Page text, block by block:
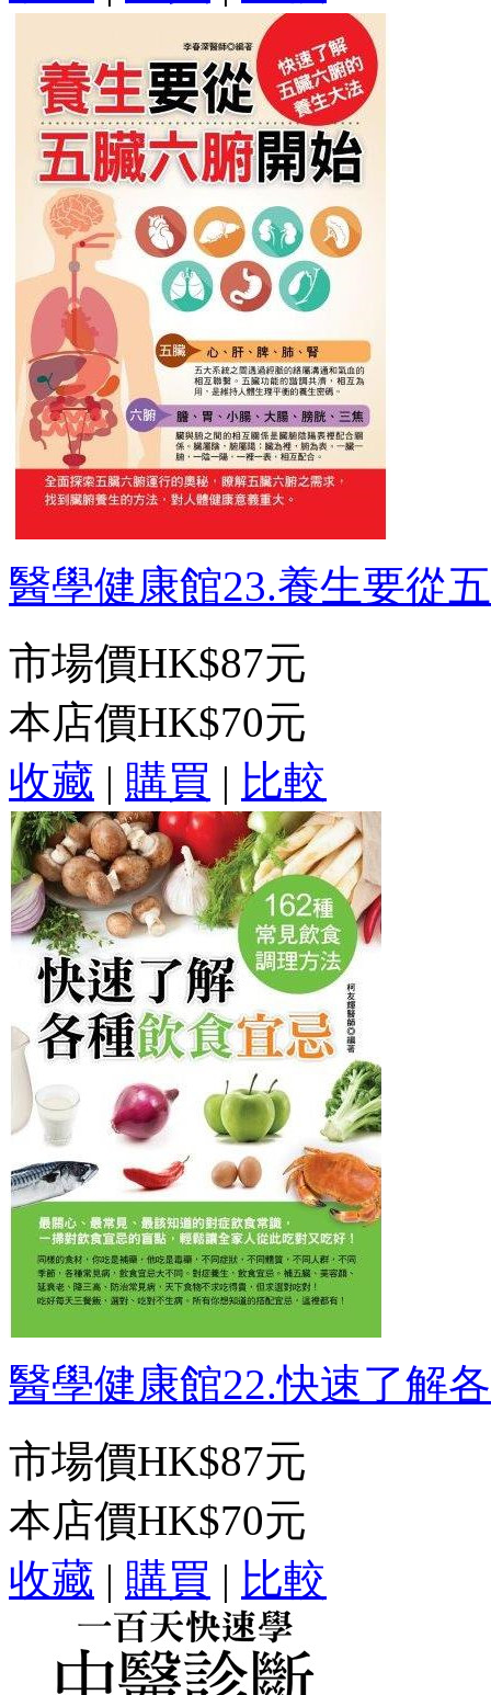
醫學健康館23.養生要從
市場價HK$87元
本店價HK$70元
收藏 | 購買 | 比較
醫學健康館22.快速了解
市場價HK$87元
本店價HK$70元
收藏 | 購買 | 比較